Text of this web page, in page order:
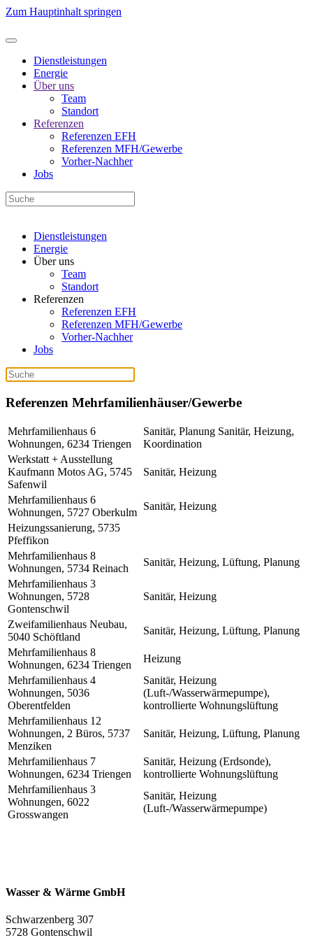
Zum Hauptinhalt springen
Dienstleistungen
Energie
Über uns
Team
Standort
Referenzen
Referenzen EFH
Referenzen MFH/Gewerbe
Vorher-Nachher
Jobs
Dienstleistungen
Energie
Über uns
Team
Standort
Referenzen
Referenzen EFH
Referenzen MFH/Gewerbe
Vorher-Nachher
Jobs
Referenzen Mehrfamilienhäuser/Gewerbe
Mehrfamilienhaus 6
Wohnungen, 6234 Triengen
Sanitär, Planung Sanitär, Heizung,
Koordination
Werkstatt + Ausstellung
Kaufmann Motos AG, 5745
Safenwil
Sanitär, Heizung
Mehrfamilienhaus 6
Wohnungen, 5727 Oberkulm
Sanitär, Heizung
Heizungssanierung, 5735
Pfeffikon
Mehrfamilienhaus 8
Wohnungen, 5734 Reinach
Sanitär, Heizung, Lüftung, Planung
Mehrfamilienhaus 3
Wohnungen, 5728
Gontenschwil
Sanitär, Heizung
Zweifamilienhaus Neubau,
5040 Schöftland
Sanitär, Heizung, Lüftung, Planung
Mehrfamilienhaus 8
Wohnungen, 6234 Triengen
Heizung
Mehrfamilienhaus 4
Wohnungen, 5036
Oberentfelden
Sanitär, Heizung
(Luft-/Wasserwärmepumpe),
kontrollierte Wohnungslüftung
Mehrfamilienhaus 12
Wohnungen, 2 Büros, 5737
Menziken
Sanitär, Heizung, Lüftung, Planung
Mehrfamilienhaus 7
Wohnungen, 6234 Triengen
Sanitär, Heizung (Erdsonde),
kontrollierte Wohnungslüftung
Mehrfamilienhaus 3
Wohnungen, 6022
Grosswangen
Sanitär, Heizung
(Luft-/Wasserwärmepumpe)
Wasser & Wärme GmbH
Schwarzenberg 307
5728 Gontenschwil